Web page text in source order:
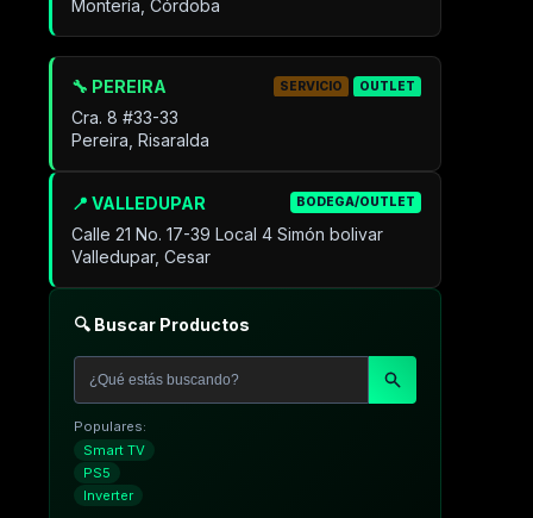
Montería, Córdoba
📍 VALLEDUPAR BODEGA/OUTLET
Calle 21 No. 17-39 Local 4 Simón bolivar
Valledupar, Cesar
🔧 PEREIRA SERVICIO OUTLET
Cra. 8 #33-33
Pereira, Risaralda
🔍 Buscar Productos
Populares:
Smart TV
PS5
Inverter